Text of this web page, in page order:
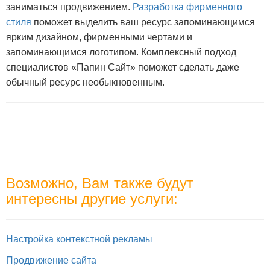
заниматься продвижением. Разработка фирменного
стиля поможет выделить ваш ресурс запоминающимся
ярким дизайном, фирменными чертами и
запоминающимся логотипом. Комплексный подход
специалистов «Папин Сайт» поможет сделать даже
обычный ресурс необыкновенным.
Возможно, Вам также будут
интересны другие услуги:
Настройка контекстной рекламы
Продвижение сайта